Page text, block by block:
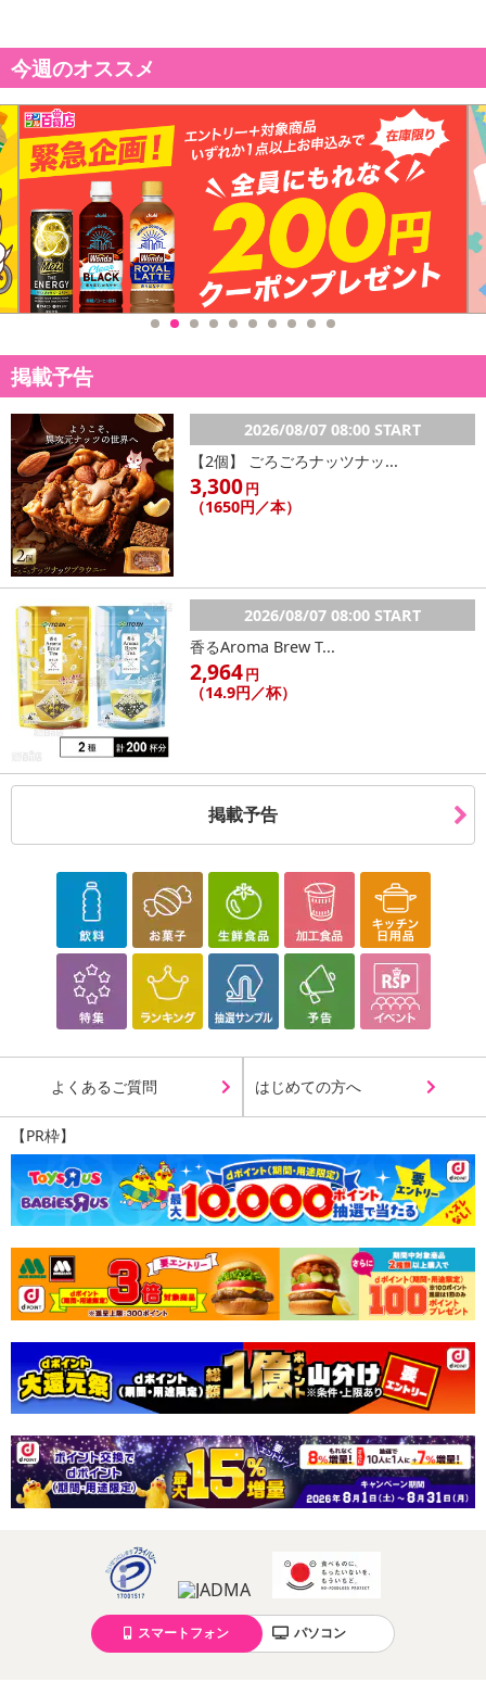
■その他共通および商品カテゴリー別注意事項（※必ずご確認くだ
さい）
時点での情報となります。
今週のオススメ
掲載予告
2026/08/07 08:00 START
【2個】 ごろごろナッツナッ...
3,300円
（1650円／本）
2026/08/07 08:00 START
香るAroma Brew T...
2,964円
（14.9円／杯）
掲載予告
よくあるご質問 はじめての方へ
【PR枠】
スマートフォン パソコン